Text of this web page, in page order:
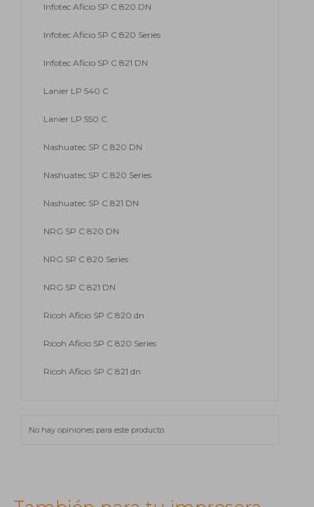
Infotec Aficio SP C 820 DN
Infotec Aficio SP C 820 Series
Infotec Aficio SP C 821 DN
Lanier LP 540 C
Lanier LP 550 C
Nashuatec SP C 820 DN
Nashuatec SP C 820 Series
Nashuatec SP C 821 DN
NRG SP C 820 DN
NRG SP C 820 Series
NRG SP C 821 DN
Ricoh Aficio SP C 820 dn
Ricoh Aficio SP C 820 Series
Ricoh Aficio SP C 821 dn
No hay opiniones para este producto.